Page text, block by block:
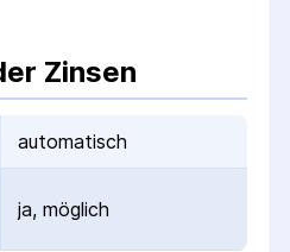
Zinsen
automatisch
ja, möglich